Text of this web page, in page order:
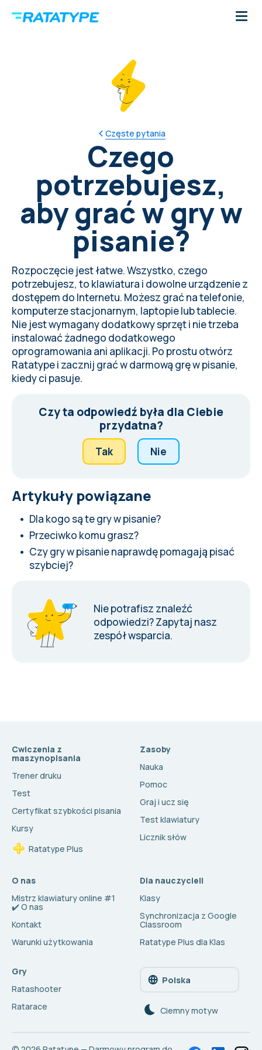
Częste pytania
Czego
potrzebujesz,
aby grać w gry w
pisanie?
Rozpoczęcie jest łatwe. Wszystko, czego
potrzebujesz, to klawiatura i dowolne urządzenie z
dostępem do Internetu. Możesz grać na telefonie,
komputerze stacjonarnym, laptopie lub tablecie.
Nie jest wymagany dodatkowy sprzęt i nie trzeba
instalować żadnego dodatkowego
oprogramowania ani aplikacji. Po prostu otwórz
Ratatype i zacznij grać w darmową grę w pisanie,
kiedy ci pasuje.
Czy ta odpowiedź była dla Ciebie
przydatna?
Tak Nie
Artykuły powiązane
Dla kogo są te gry w pisanie?
Przeciwko komu grasz?
Czy gry w pisanie naprawdę pomagają pisać
szybciej?
Nie potrafisz znaleźć
odpowiedzi?Zapytaj nasz
zespół wsparcia.
Cwiczenia z
maszynopisania
Trener druku
Test
Certyfikat szybkości pisania
Kursy
Ratatype Plus
Zasoby
Nauka
Pomoc
Graj i ucz się
Test klawiatury
Licznik słów
O nas
Mistrz klawiatury online #1
✔️ O nas
Kontakt
Warunki użytkowania
Dla nauczycieli
Klasy
Synchronizacja z Google
Classroom
Ratatype Plus dla Klas
Gry
Ratashooter
Ratarace
Polska
Сiemny motyw